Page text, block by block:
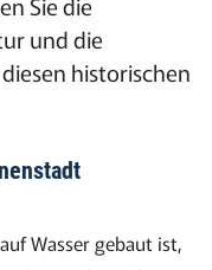
und die
historischen
Wasser gebaut ist,